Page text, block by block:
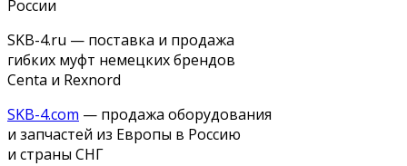
SKB-4.ru — поставка и продажа
гибких муфт немецких брендов
Centa и Rexnord
SKB-4.com — продажа оборудования
и запчастей из Европы в Россию
и страны СНГ